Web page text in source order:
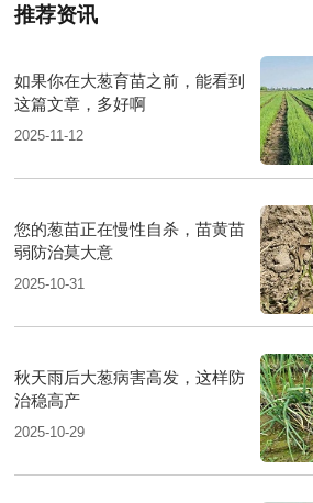
推荐资讯
如果你在大葱育苗之前，能看到
这篇文章，多好啊
2025-11-12
您的葱苗正在慢性自杀，苗黄苗
弱防治莫大意
2025-10-31
秋天雨后大葱病害高发，这样防
治稳高产
2025-10-29